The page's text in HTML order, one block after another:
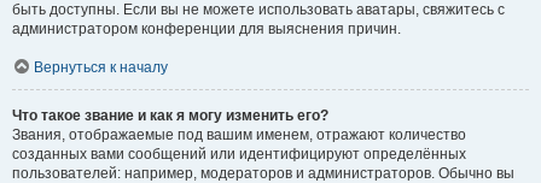
быть доступны. Если вы не можете использовать аватары, свяжитесь с
администратором конференции для выяснения причин.
Вернуться к началу
Что такое звание и как я могу изменить его?
Звания, отображаемые под вашим именем, отражают количество
созданных вами сообщений или идентифицируют определённых
пользователей: например, модераторов и администраторов. Обычно вы